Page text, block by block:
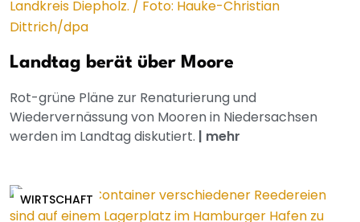
Landtag berät über Moore
Rot-grüne Pläne zur Renaturierung und
Wiedervernässung von Mooren in Niedersachsen
werden im Landtag diskutiert. | mehr
WIRTSCHAFT